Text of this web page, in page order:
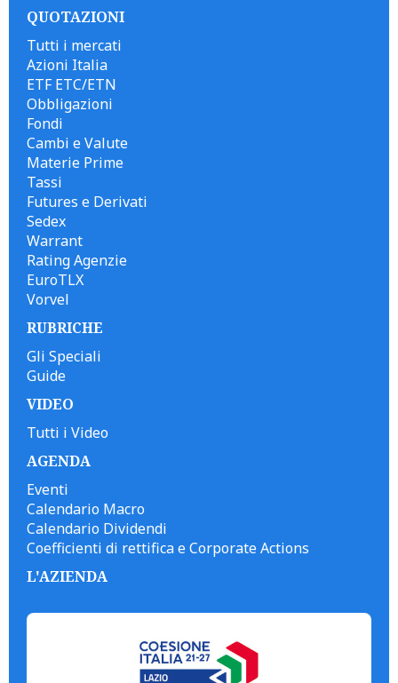
QUOTAZIONI
Tutti i mercati
Azioni Italia
ETF ETC/ETN
Obbligazioni
Fondi
Cambi e Valute
Materie Prime
Tassi
Futures e Derivati
Sedex
Warrant
Rating Agenzie
EuroTLX
Vorvel
RUBRICHE
Gli Speciali
Guide
VIDEO
Tutti i Video
AGENDA
Eventi
Calendario Macro
Calendario Dividendi
Coefficienti di rettifica e Corporate Actions
L'AZIENDA